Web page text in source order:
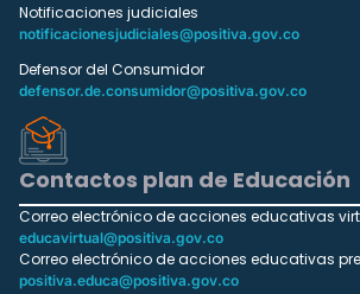
Notificaciones judiciales
notificacionesjudiciales@positiva.gov.co
Defensor del Consumidor
defensor.de.consumidor@positiva.gov.co
Contactos plan de Educación
Correo electrónico de acciones educativas
educavirtual@positiva.gov.co
Correo electrónico de acciones educativas
positiva.educa@positiva.gov.co